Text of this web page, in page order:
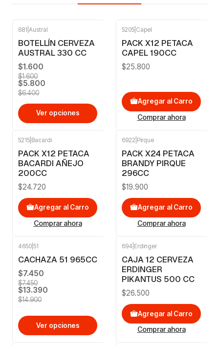
OFF
681 Austral
BOTELLÍN CERVEZA
AUSTRAL 330 CC
$1.600
$1.600
$5.800
$6.400
Ver opciones
5205 Capel
PACK X12 PETACA
CAPEL 190CC
$25.800
Agregar al Carro
Comprar ahora
5215 Bacardi
PACK X12 PETACA
BACARDI AÑEJO
200CC
$24.720
Agregar al Carro
Comprar ahora
6922 Pirque
PACK X24 PETACA
BRANDY PIRQUE
296CC
$19.900
Agregar al Carro
Comprar ahora
4650 51
CACHAZA 51 965CC
$7.450
$7.450
$13.390
$14.900
Ver opciones
694 Erdinger
CAJA 12 CERVEZA
ERDINGER
PIKANTUS 500 CC
$26.500
Agregar al Carro
Comprar ahora